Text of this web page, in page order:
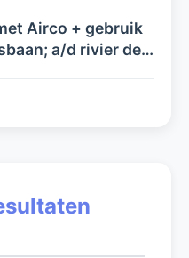
Airco + gebruik
a/d rivier de